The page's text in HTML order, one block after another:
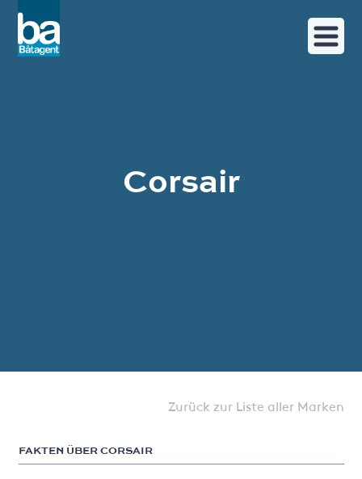
Corsair
Zurück zur Liste aller Marken
FAKTEN ÜBER CORSAIR